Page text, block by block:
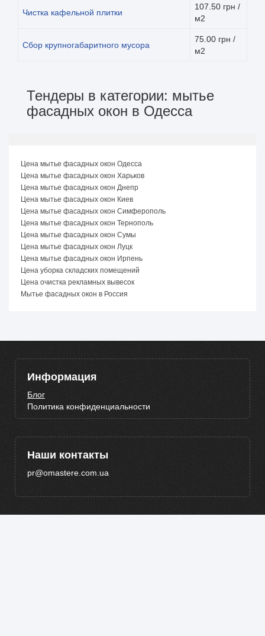
Чистка кафельной плитки
107.50 грн /
м2
Сбор крупногабаритного мусора
75.00 грн /
м2
Тендеры в категории: мытье
фасадных окон в Одесса
Цена мытье фасадных окон Одесса
Цена мытье фасадных окон Харьков
Цена мытье фасадных окон Днепр
Цена мытье фасадных окон Киев
Цена мытье фасадных окон Симферополь
Цена мытье фасадных окон Тернополь
Цена мытье фасадных окон Сумы
Цена мытье фасадных окон Луцк
Цена мытье фасадных окон Ирпень
Цена уборка складских помещений
Цена очистка рекламных вывесок
Мытье фасадных окон в Россия
Информация
Блог
Политика конфиденциальности
Наши контакты
pr@omastere.com.ua